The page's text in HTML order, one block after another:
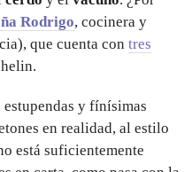
Rodrigo, cocinera y
que cuenta con tres
estupendas y fínísimas
en realidad, al estilo
está suficientemente